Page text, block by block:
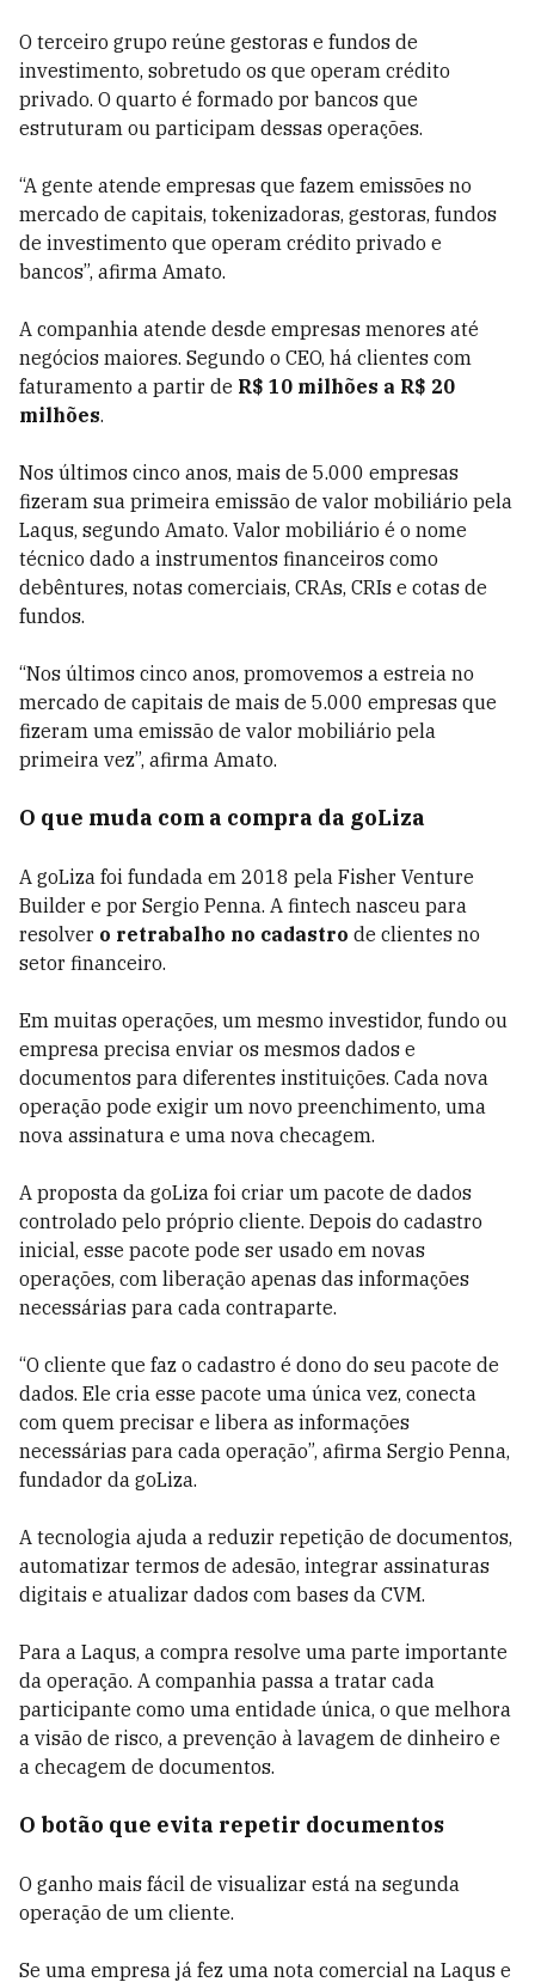
O terceiro grupo reúne gestoras e fundos de
investimento, sobretudo os que operam crédito
privado. O quarto é formado por bancos que
estruturam ou participam dessas operações.
“A gente atende empresas que fazem emissões no
mercado de capitais, tokenizadoras, gestoras, fundos
de investimento que operam crédito privado e
bancos”, afirma Amato.
A companhia atende desde empresas menores até
negócios maiores. Segundo o CEO, há clientes com
faturamento a partir de R$ 10 milhões a R$ 20
milhões.
Nos últimos cinco anos, mais de 5.000 empresas
fizeram sua primeira emissão de valor mobiliário pela
Laqus, segundo Amato. Valor mobiliário é o nome
técnico dado a instrumentos financeiros como
debêntures, notas comerciais, CRAs, CRIs e cotas de
fundos.
“Nos últimos cinco anos, promovemos a estreia no
mercado de capitais de mais de 5.000 empresas que
fizeram uma emissão de valor mobiliário pela
primeira vez”, afirma Amato.
O que muda com a compra da goLiza
A goLiza foi fundada em 2018 pela Fisher Venture
Builder e por Sergio Penna. A fintech nasceu para
resolver o retrabalho no cadastro de clientes no
setor financeiro.
Em muitas operações, um mesmo investidor, fundo ou
empresa precisa enviar os mesmos dados e
documentos para diferentes instituições. Cada nova
operação pode exigir um novo preenchimento, uma
nova assinatura e uma nova checagem.
A proposta da goLiza foi criar um pacote de dados
controlado pelo próprio cliente. Depois do cadastro
inicial, esse pacote pode ser usado em novas
operações, com liberação apenas das informações
necessárias para cada contraparte.
“O cliente que faz o cadastro é dono do seu pacote de
dados. Ele cria esse pacote uma única vez, conecta
com quem precisar e libera as informações
necessárias para cada operação”, afirma Sergio Penna,
fundador da goLiza.
A tecnologia ajuda a reduzir repetição de documentos,
automatizar termos de adesão, integrar assinaturas
digitais e atualizar dados com bases da CVM.
Para a Laqus, a compra resolve uma parte importante
da operação. A companhia passa a tratar cada
participante como uma entidade única, o que melhora
a visão de risco, a prevenção à lavagem de dinheiro e
a checagem de documentos.
O botão que evita repetir documentos
O ganho mais fácil de visualizar está na segunda
operação de um cliente.
Se uma empresa já fez uma nota comercial na Laqus e